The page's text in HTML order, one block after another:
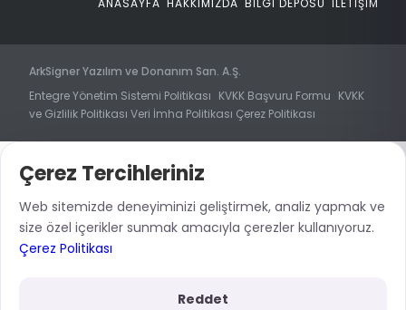
ANASAYFA HAKKIMIZDA BİLGİ DEPOSU İLETİŞİM
ArkSigner Yazılım ve Donanım San. A.Ş.
Entegre Yönetim Sistemi Politikası KVKK Başvuru Formu KVKK
ve Gizlilik Politikası Veri İmha Politikası Çerez Politikası
Çerez Tercihleriniz
Web sitemizde deneyiminizi geliştirmek, analiz yapmak ve
size özel içerikler sunmak amacıyla çerezler kullanıyoruz.
Çerez Politikası
Reddet